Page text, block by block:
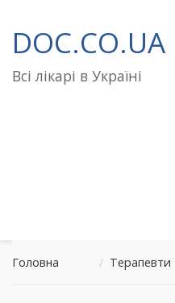
до
вмісту
DOC.CO.UA
Всі лікарі в Україні
Головна / Терапевти